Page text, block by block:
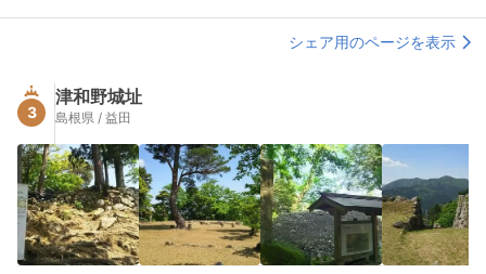
シェア用のページを表示
3
津和野城址
島根県 / 益田